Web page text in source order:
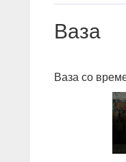
Ваза
Ваза со